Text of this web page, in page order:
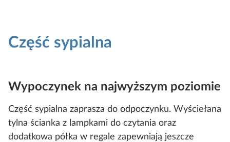
Część sypialna
Wypoczynek na najwyższym poziomie
Część sypialna zaprasza do odpoczynku. Wyściełana
tylna ścianka z lampkami do czytania oraz
dodatkowa półka w regale zapewniają jeszcze